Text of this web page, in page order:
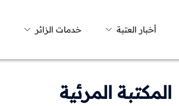
أخبار العتبة خدمات الزائر
المكتبة المرئية